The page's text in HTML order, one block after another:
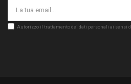
Autorizzo il trattamento dei dati personali ai sensi